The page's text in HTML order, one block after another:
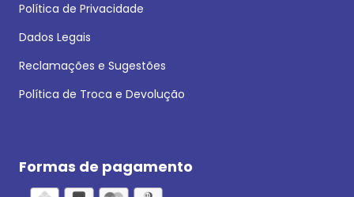
Política de Privacidade
Dados Legais
Reclamações e Sugestões
Política de Troca e Devolução
Formas de pagamento